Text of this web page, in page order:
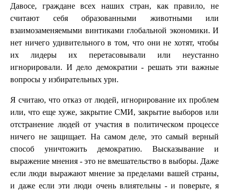
Давосе, граждане всех наших стран, как правило, не
считают себя образованными животными или
взаимозаменяемыми винтиками глобальной экономики. И
нет ничего удивительного в том, что они не хотят, чтобы
их лидеры их перетасовывали или неустанно
игнорировали. И дело демократии - решать эти важные
вопросы у избирательных урн.
Я считаю, что отказ от людей, игнорирование их проблем
или, что еще хуже, закрытие СМИ, закрытие выборов или
отстранение людей от участия в политическом процессе
ничего не защищает. На самом деле, это самый верный
способ уничтожить демократию. Высказывание и
выражение мнения - это не вмешательство в выборы. Даже
если люди выражают мнение за пределами вашей страны,
и даже если эти люди очень влиятельны - и поверьте, я